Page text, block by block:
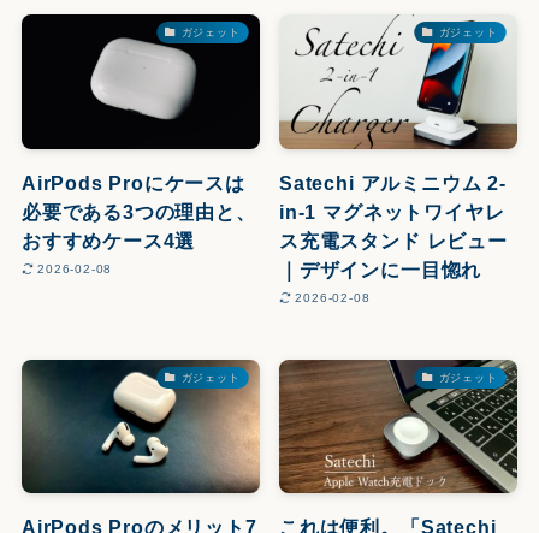
ガジェット
AirPods Proにケースは
必要である3つの理由と、
おすすめケース4選
2026-02-08
ガジェット
Satechi アルミニウム 2-
in-1 マグネットワイヤレ
ス充電スタンド レビュー
｜デザインに一目惚れ
2026-02-08
ガジェット
AirPods Proのメリット7
ガジェット
これは便利。「Satechi